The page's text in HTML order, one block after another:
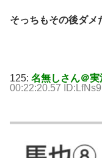
そっちもその後ダメ
125: 名無しさん＠実
00:22:20.57